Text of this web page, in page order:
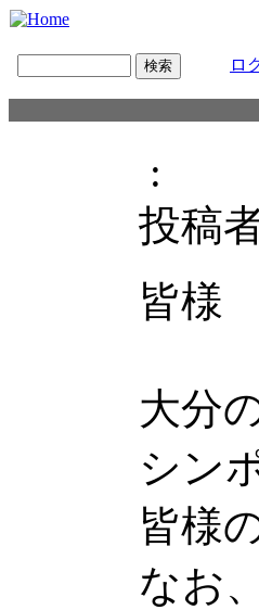
ロ
:
投稿
皆様
大分
シン
皆様
なお